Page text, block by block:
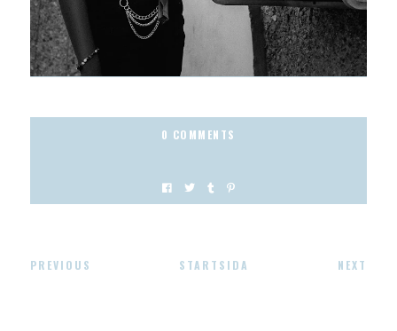
0 COMMENTS
PREVIOUS STARTSIDA NEXT